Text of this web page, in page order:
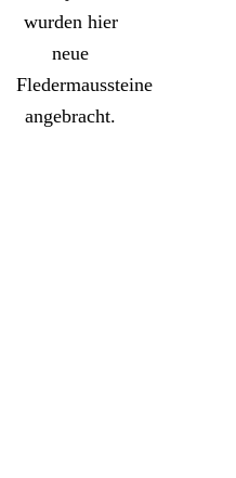
wurden hier
neue
Fledermaussteine
angebracht.